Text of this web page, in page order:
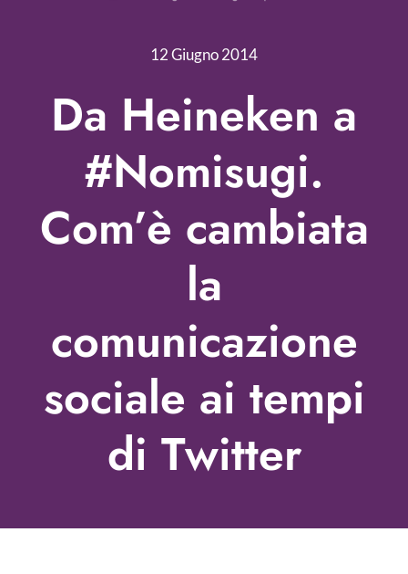
Nonprofit Blog
Libri
Fundraising Academy
Come contattarci
12 Giugno 2014
Da Heineken a
#Nomisugi.
Com’è cambiata
la
comunicazione
sociale ai tempi
di Twitter